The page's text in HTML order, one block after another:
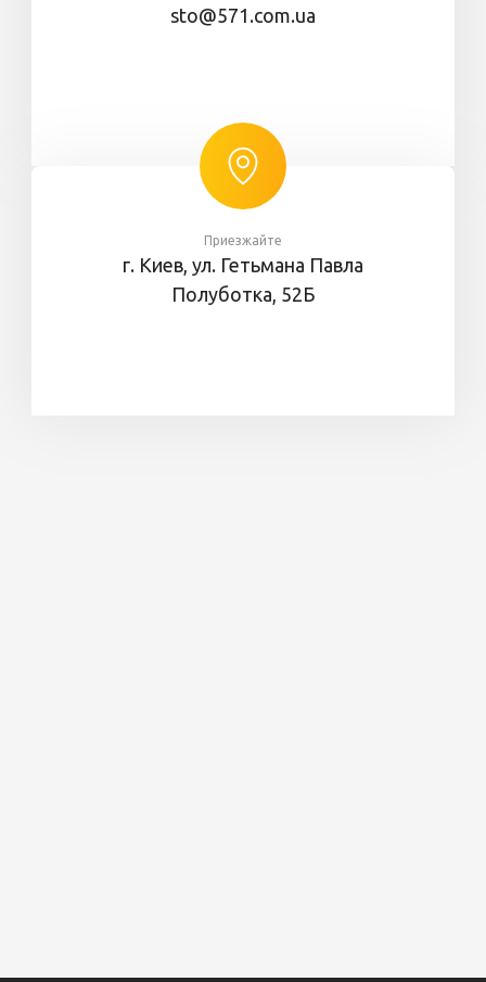
sto@571.com.ua
Приезжайте
г. Киев, ул. Гетьмана Павла
Полуботка, 52Б